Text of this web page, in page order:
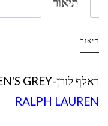
תיאור
ראלף לורן-RL SWETER JACKET MEN'S GREY
RALPH LAUREN